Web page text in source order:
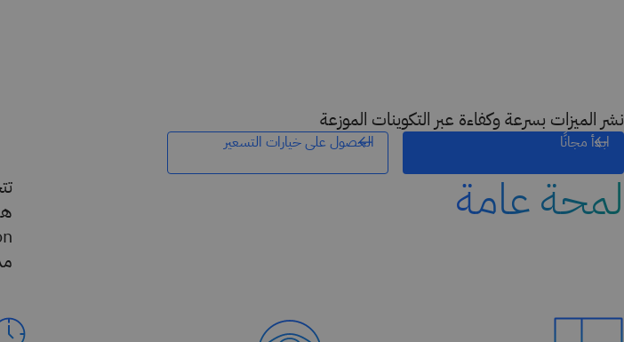
نشر الميزات بسرعة وكفاءة عبر التكوينات الموزعة
ابدأ مجانًا الحصول على خيارات التسعير
لمحة عامة